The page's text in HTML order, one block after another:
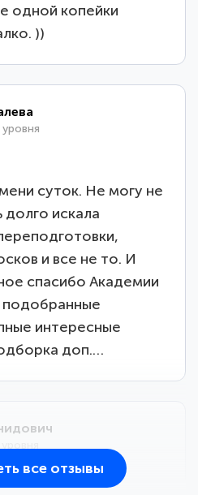
одной копейки
))
суток. Не могу не
долго искала
и все не то. И
спасибо Академии
подобранные
интересные
доп.…
все отзывы